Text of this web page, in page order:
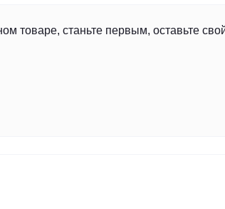
товаре, станьте первым, оставьте